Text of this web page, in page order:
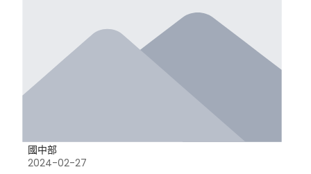
國中部
2024-02-27